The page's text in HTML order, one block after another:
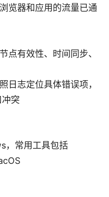
览器和应用的流量已通
点有效性、时间同步、
日志定位具体错误项，
突
，常用工具包括